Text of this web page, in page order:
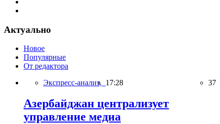
Актуально
Новое
Популярные
От редактора
Экспресс-анализ, 17:28 37
Азербайджан централизует
управление медиа